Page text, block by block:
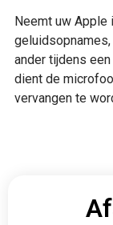
Neemt uw Apple
ander tijdens
dient de
vervangen te